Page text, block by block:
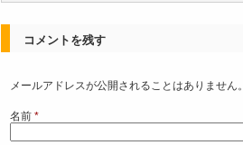
コメントを残す
メールアドレスが公開されることはありません。
名前 *